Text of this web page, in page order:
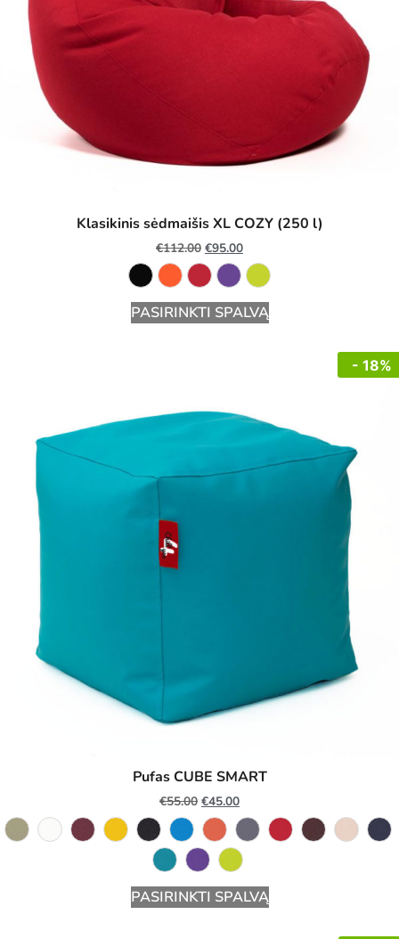
Klasikinis sėdmaišis XL COZY (250 l)
€112.00 €95.00
PASIRINKTI SPALVĄ
- 18%
Pufas CUBE SMART
€55.00 €45.00
PASIRINKTI SPALVĄ